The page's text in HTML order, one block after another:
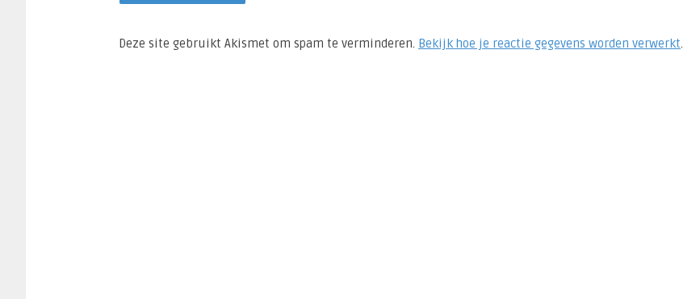
Deze site gebruikt Akismet om spam te verminderen. Bekijk hoe je reactie gegevens worden verwerkt.